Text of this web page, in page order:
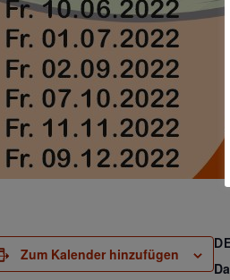
Zum Kalender hinzufügen